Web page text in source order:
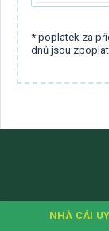
* poplatek za
dnů jsou
NHÀ CÁI